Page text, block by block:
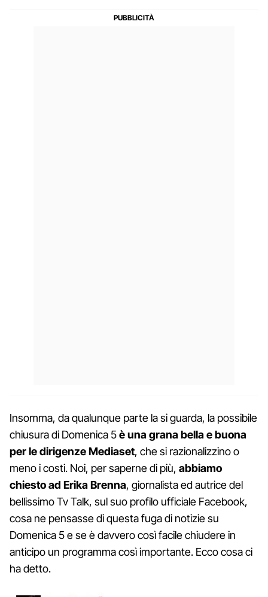
Insomma, da qualunque parte la si guarda, la possibile
chiusura di Domenica 5è una grana bella e buona
per le dirigenze Mediaset, che si razionalizzino o
meno i costi. Noi, per saperne di più, abbiamo
chiesto ad Erika Brenna, giornalista ed autrice del
bellissimo Tv Talk, sul suo profilo ufficiale Facebook,
cosa ne pensasse di questa fuga di notizie su
Domenica 5 e se è davvero così facile chiudere in
anticipo un programma così importante. Ecco cosa ci
ha detto.